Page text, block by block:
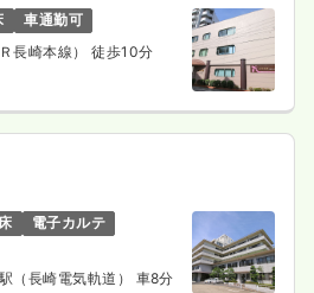
上可
詳細を見る
上可
車通勤可
長崎本線） 徒歩10分
電子カルテ
（長崎電気軌道） 車8分